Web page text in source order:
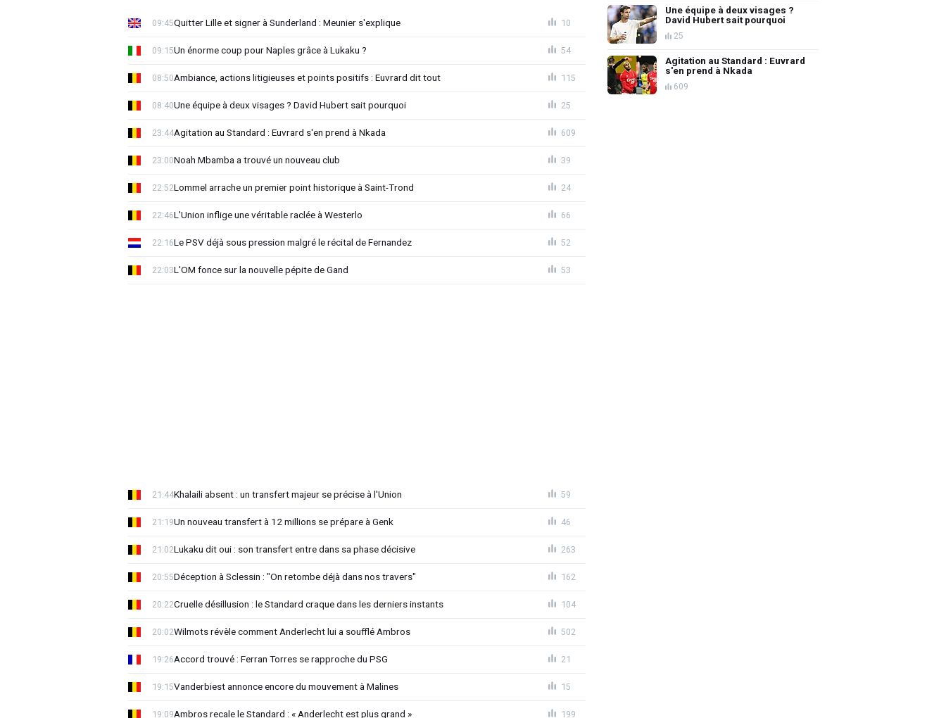
Quitter Lille et signer à Sunderland : Meunier s'explique
09:45 10
Un énorme coup pour Naples grâce à Lukaku ?
09:15 54
Ambiance, actions litigieuses et points positifs : Euvrard dit tout
08:50 115
Une équipe à deux visages ? David Hubert sait pourquoi
08:40 25
Agitation au Standard : Euvrard s'en prend à Nkada
23:44 609
Noah Mbamba a trouvé un nouveau club
23:00 39
Lommel arrache un premier point historique à Saint-Trond
22:52 24
L'Union inflige une véritable raclée à Westerlo
22:46 66
Le PSV déjà sous pression malgré le récital de Fernandez
22:16 52
L'OM fonce sur la nouvelle pépite de Gand
22:03 53
Khalaili absent : un transfert majeur se précise à l'Union
21:44 59
Un nouveau transfert à 12 millions se prépare à Genk
21:19 46
Lukaku dit oui : son transfert entre dans sa phase décisive
21:02 263
Déception à Sclessin : "On retombe déjà dans nos travers"
20:55 162
Cruelle désillusion : le Standard craque dans les derniers instants
20:22 104
Wilmots révèle comment Anderlecht lui a soufflé Ambros
20:02 502
Accord trouvé : Ferran Torres se rapproche du PSG
19:26 21
Vanderbiest annonce encore du mouvement à Malines
19:15 15
Ambros recale le Standard : « Anderlecht est plus grand »
19:09 199
Une équipe à deux visages ?
David Hubert sait pourquoi
25
Agitation au Standard : Euvrard
s'en prend à Nkada
609